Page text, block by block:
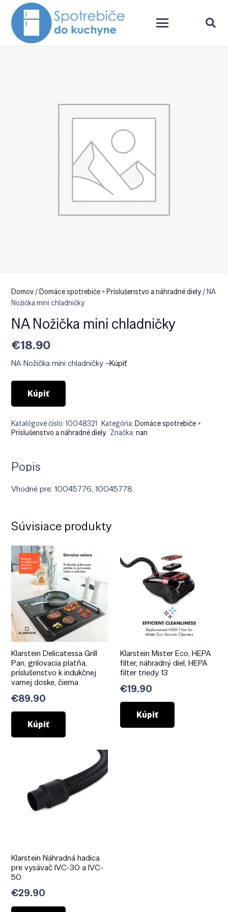
Domov/Domáce spotrebiče > Príslušenstvo a náhradné diely/ NA
Nožička mini chladničky
NA Nožička mini chladničky
€18.90
NA Nožička mini chladničky –Kúpiť
Kúpiť
Katalógové číslo:10048321 Kategória:Domáce spotrebiče >
Príslušenstvo a náhradné diely Značka:nan
Popis
Vhodné pre: 10045776, 10045778.
Súvisiace produkty
Klarstein Delicatessa Grill
Pan, grilovacia platňa,
príslušenstvo k indukčnej
varnej doske, čierna
€89.90
Kúpiť
Klarstein Mister Eco, HEPA
filter, náhradný diel, HEPA
filter triedy 13
€19.90
Kúpiť
Klarstein Náhradná hadica
pre vysávač IVC-30 a IVC-
50
€29.90